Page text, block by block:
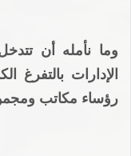
وما نأمله أن
الإدارات
رؤساء مكاتب